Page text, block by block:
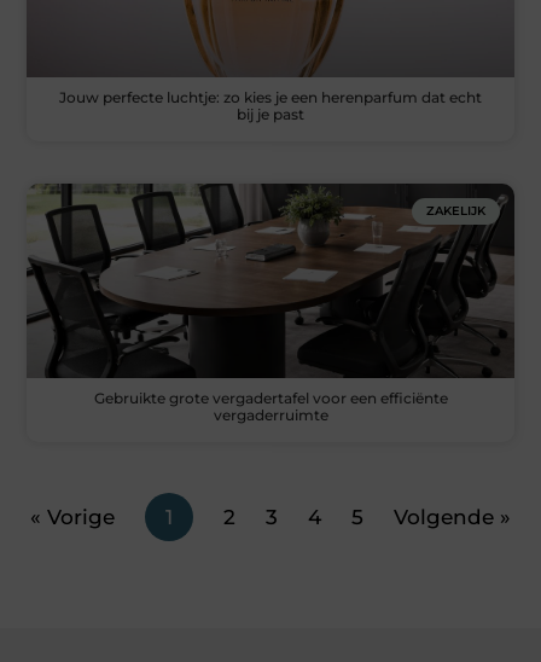
Jouw perfecte luchtje: zo kies je een herenparfum dat echt
bij je past
ZAKELIJK
Gebruikte grote vergadertafel voor een efficiënte
vergaderruimte
« Vorige 1 2 3 4 5 Volgende »